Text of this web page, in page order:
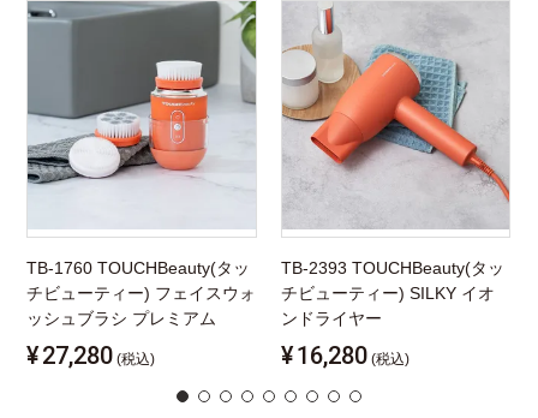
TB-1760 TOUCHBeauty(タッ
チビューティー) フェイスウォ
ッシュブラシ プレミアム
¥27,280 (税込)
TB-2393 TOUCHBeauty(タッ
チビューティー) SILKY イオ
ンドライヤー
¥16,280 (税込)